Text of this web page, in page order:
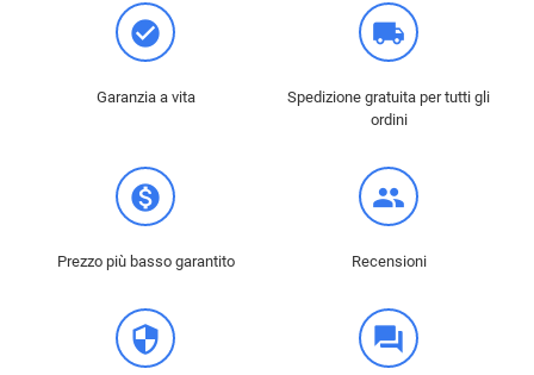
check_circle
Garanzia a vita
local_shipping
Spedizione gratuita per tutti gli
ordini
monetization_on
Prezzo più basso garantito
group
Recensioni
security question_answer